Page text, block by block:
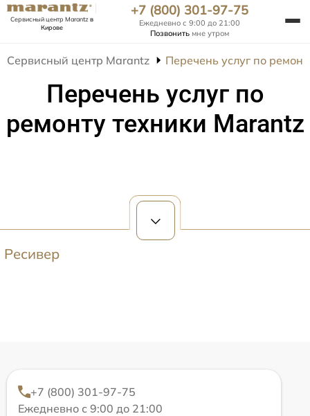
Сервисный центр Marantzв
Кирове
+7 (800) 301-97-75
Ежедневно с 9:00 до 21:00
Позвонить мне утром
Сервисный центр Marantz Перечень услуг по
Перечень услуг по
ремонту техники Marantz
Ресивер
+7 (800) 301-97-75
Ежедневно с 9:00 до 21:00